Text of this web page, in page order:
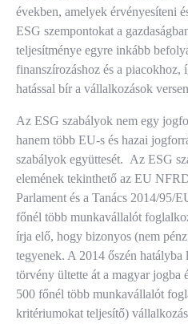
években, amelyek érvényesíteni
ESG szempontokat a
teljesítménye egyre inkább
finanszírozáshoz és a piacokhoz,
hatással bír a vállalkozások
Az ESG szabályok nem egy
hanem több EU-s és hazai
szabályok együttesét. Az ESG
elemének tekinthető az EU
Parlament és a Tanács 2014/95/
főnél több munkavállalót
írja elő, hogy bizonyos (nem
tegyenek. A 2014 őszén
törvény ültette át a magyar jogba
500 főnél több munkavállalót
kritériumokat teljesítő)